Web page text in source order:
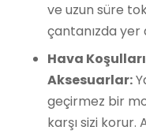
ve uzun süre
çantanızda yer
Hava
Aksesuarlar:
geçirmez bir
karşı sizi